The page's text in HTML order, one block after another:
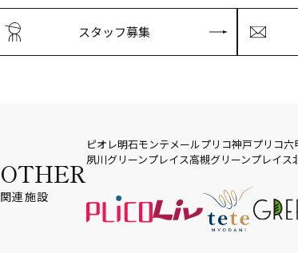
スタッフ募集
OTHER
関連施設
ピオレ明石モンテメールプリコ神戸プリコ六
夙川グリーンプレイス高槻グリーンプレイス